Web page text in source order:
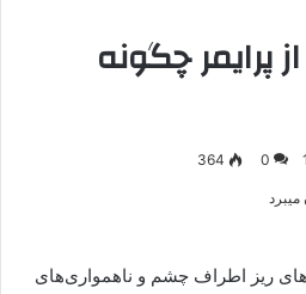
پرایمر چگونه
0
364
ریز اطراف چشم و ناهمواری‌های